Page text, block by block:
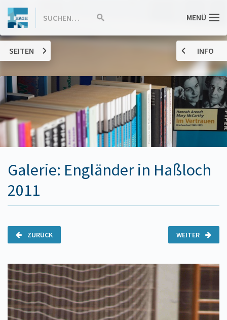
INHALT
Hannah-
Arendt-
Gymnasium
Haßloch
SUCHEN…
Suche
MENÜ
SEITEN
Galerie: Engländer in Haßloch
2011
WEITER
ZURÜCK
INFO